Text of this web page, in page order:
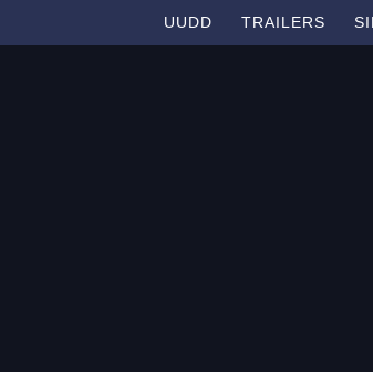
UUDD TRAILERS